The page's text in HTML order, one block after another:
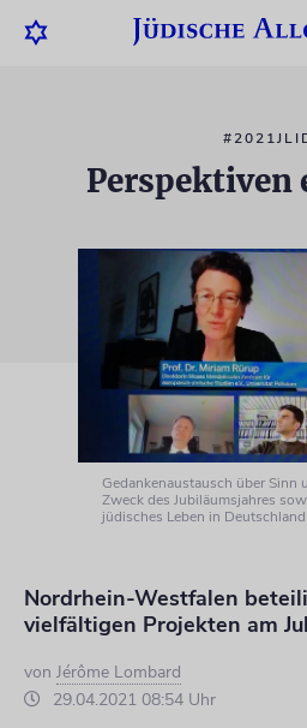
Perspektiven
Gedankenaustausch über Sinn
Zweck des Jubiläumsjahres
jüdisches Leben in Deutschland
Nordrhein-Westfalen
vielfältigen Projekten am
von Jérôme Lombard
29.04.2021 08:54 Uhr